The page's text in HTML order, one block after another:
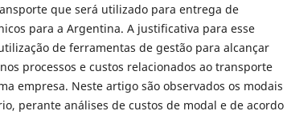
que será utilizado para entrega de
para a Argentina. A justificativa para esse
de ferramentas de gestão para alcançar
processos e custos relacionados ao transporte
empresa. Neste artigo são observados os modais
perante análises de custos de modal e de acordo